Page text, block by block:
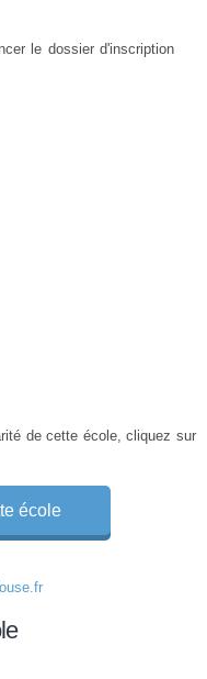
le dossier d'inscription
de cette école, cliquez sur
école